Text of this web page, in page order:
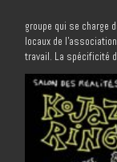
groupe qui se charge
locaux de
travail. La spécificité